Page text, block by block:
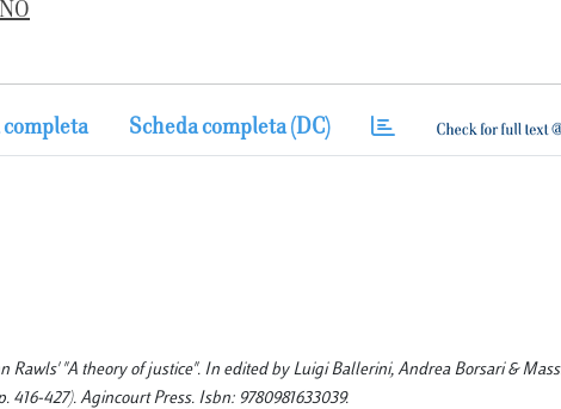
completa Scheda completa (DC)
Rawls' "A theory of justice". In edited by Luigi Ballerini, Andrea Borsari &
416-427). Agincourt Press. Isbn: 9780981633039.